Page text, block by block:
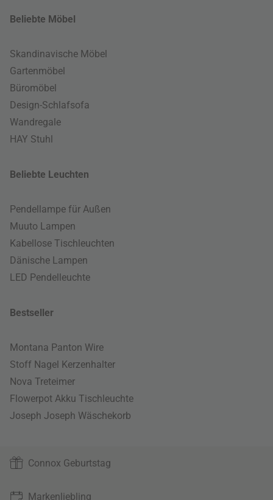
Beliebte Möbel
Skandinavische Möbel
Gartenmöbel
Büromöbel
Design-Schlafsofa
Wandregale
HAY Stuhl
Beliebte Leuchten
Pendellampe für Außen
Muuto Lampen
Kabellose Tischleuchten
Dänische Lampen
LED Pendelleuchte
Bestseller
Montana Panton Wire
Stoff Nagel Kerzenhalter
Nova Treteimer
Flowerpot Akku Tischleuchte
Joseph Joseph Wäschekorb
Connox Geburtstag
Markenliebling